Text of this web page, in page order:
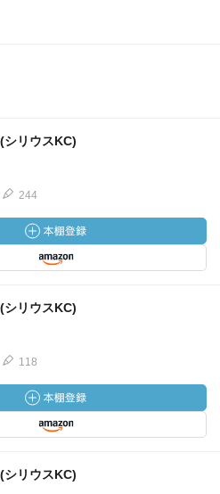
シリウスKC)
244
シリウスKC)
118
シリウスKC)